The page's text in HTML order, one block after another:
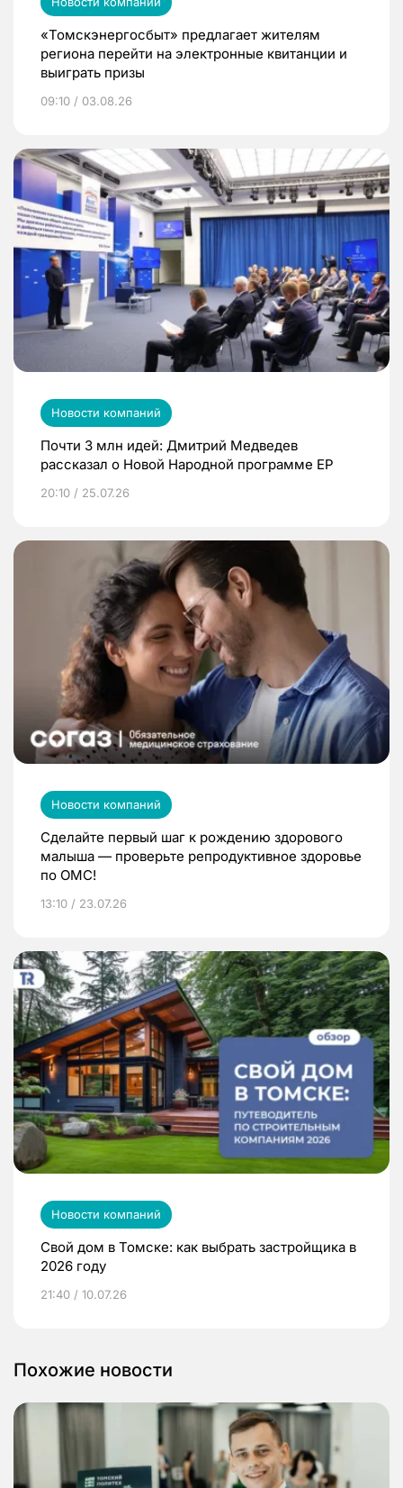
«Томскэнергосбыт» предлагает жителям
региона перейти на электронные квитанции и
выиграть призы
09:10 / 03.08.26
Новости компаний
Почти 3 млн идей: Дмитрий Медведев
рассказал о Новой Народной программе ЕР
20:10 / 25.07.26
Новости компаний
Сделайте первый шаг к рождению здорового
малыша — проверьте репродуктивное здоровье
по ОМС!
13:10 / 23.07.26
Новости компаний
Свой дом в Томске: как выбрать застройщика в
2026 году
21:40 / 10.07.26
Похожие новости